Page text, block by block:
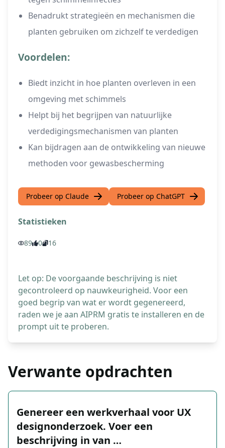
Benadrukt strategieën en mechanismen die
planten gebruiken om zichzelf te verdedigen
Voordelen:
Biedt inzicht in hoe planten overleven in een
omgeving met schimmels
Helpt bij het begrijpen van natuurlijke
verdedigingsmechanismen van planten
Kan bijdragen aan de ontwikkeling van nieuwe
methoden voor gewasbescherming
Probeer op Claude Probeer op ChatGPT
Statistieken
89 0 16
Let op: De voorgaande beschrijving is niet
gecontroleerd op nauwkeurigheid. Voor een
goed begrip van wat er wordt gegenereerd,
raden we je aan AIPRM gratis te installeren en de
prompt uit te proberen.
Verwante opdrachten
Genereer een werkverhaal voor UX
designonderzoek. Voer een
beschrijving in van …